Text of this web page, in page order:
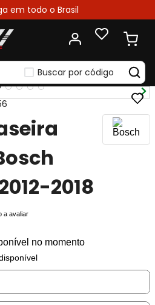
em todo o Brasil
Buscar por código
2018
a avaliar
no momento